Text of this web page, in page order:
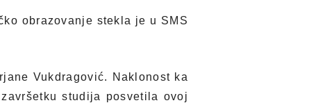
obrazovanje stekla je u SMS
Vukdragović. Naklonost ka
studija posvetila ovoj